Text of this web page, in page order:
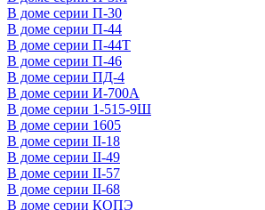
В доме серии П-30
В доме серии П-44
В доме серии П-44Т
В доме серии П-46
В доме серии ПД-4
В доме серии И-700А
В доме серии 1-515-9Ш
В доме серии 1605
В доме серии II-18
В доме серии II-49
В доме серии II-57
В доме серии II-68
В доме серии КОПЭ